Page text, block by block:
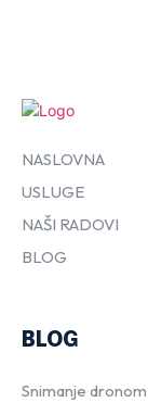
NASLOVNA
USLUGE
NAŠI RADOVI
BLOG
BLOG
Snimanje